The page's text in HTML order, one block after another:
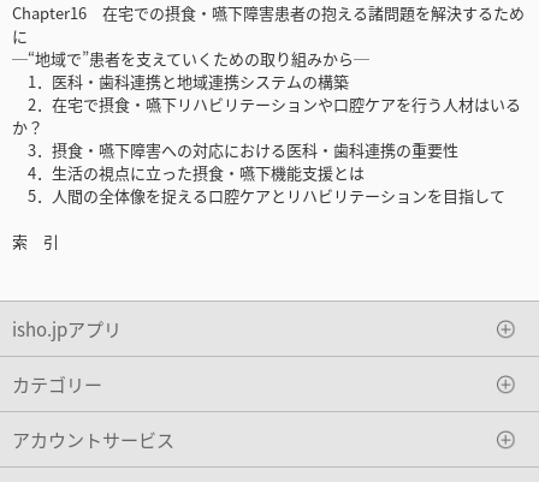
Chapter16 在宅での摂食・嚥下障害患者の抱える諸問題を解決するため
に
─“地域で”患者を支えていくための取り組みから─
1．医科・歯科連携と地域連携システムの構築
2．在宅で摂食・嚥下リハビリテーションや口腔ケアを行う人材はいる
か？
3．摂食・嚥下障害への対応における医科・歯科連携の重要性
4．生活の視点に立った摂食・嚥下機能支援とは
5．人間の全体像を捉える口腔ケアとリハビリテーションを目指して
索 引
isho.jpアプリ
カテゴリー
アカウントサービス